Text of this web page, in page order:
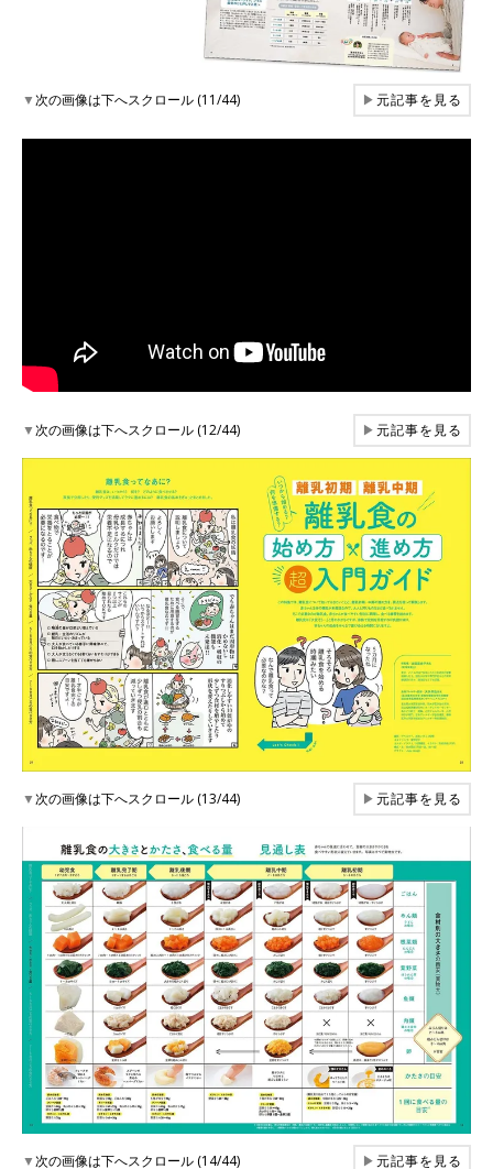
▼次の画像は下へスクロール (11/44) ▶元記事を見る
▼次の画像は下へスクロール (12/44) ▶元記事を見る
▼次の画像は下へスクロール (13/44) ▶元記事を見る
▼次の画像は下へスクロール (14/44) ▶元記事を見る